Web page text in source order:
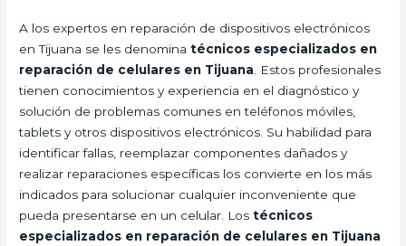
A los expertos en reparación de dispositivos electrónicos
en Tijuana se les denominatécnicos especializados en
reparación de celulares en Tijuana . Estos profesionales
tienen conocimientos y experiencia en el diagnóstico y
solución de problemas comunes en teléfonos móviles,
tablets y otros dispositivos electrónicos. Su habilidad para
identificar fallas, reemplazar componentes dañados y
realizar reparaciones específicas los convierte en los más
indicados para solucionar cualquier inconveniente que
pueda presentarse en un celular. Lostécnicos
especializados en reparación de celulares en Tijuana